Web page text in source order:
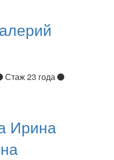
Стаж 23 года
Ирина